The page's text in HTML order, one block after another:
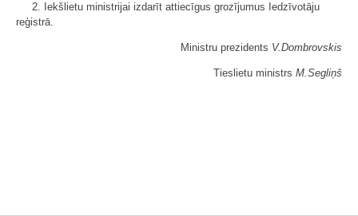
2. Iekšlietu ministrijai izdarīt attiecīgus grozījumus Iedzīvotāju
reģistrā.
Ministru prezidents V.Dombrovskis
Tieslietu ministrs M.Segliņš